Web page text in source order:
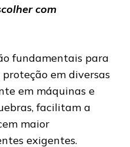
com
fundamentais para
em diversas
em máquinas e
facilitam a
maior
exigentes.